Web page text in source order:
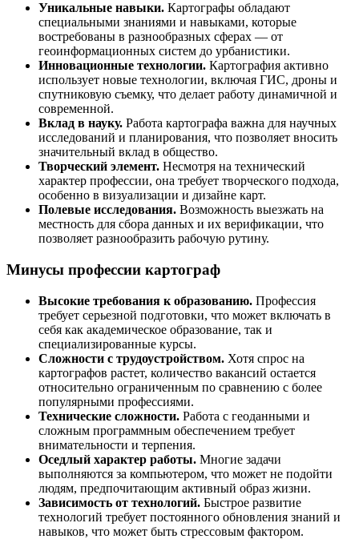
Уникальные навыки. Картографы обладают
специальными знаниями и навыками, которые
востребованы в разнообразных сферах — от
геоинформационных систем до урбанистики.
Инновационные технологии. Картография активно
использует новые технологии, включая ГИС, дроны и
спутниковую съемку, что делает работу динамичной и
современной.
Вклад в науку. Работа картографа важна для научных
исследований и планирования, что позволяет вносить
значительный вклад в общество.
Творческий элемент. Несмотря на технический
характер профессии, она требует творческого подхода,
особенно в визуализации и дизайне карт.
Полевые исследования. Возможность выезжать на
местность для сбора данных и их верификации, что
позволяет разнообразить рабочую рутину.
Минусы профессии картограф
Высокие требования к образованию. Профессия
требует серьезной подготовки, что может включать в
себя как академическое образование, так и
специализированные курсы.
Сложности с трудоустройством. Хотя спрос на
картографов растет, количество вакансий остается
относительно ограниченным по сравнению с более
популярными профессиями.
Технические сложности. Работа с геоданными и
сложным программным обеспечением требует
внимательности и терпения.
Оседлый характер работы. Многие задачи
выполняются за компьютером, что может не подойти
людям, предпочитающим активный образ жизни.
Зависимость от технологий. Быстрое развитие
технологий требует постоянного обновления знаний и
навыков, что может быть стрессовым фактором.